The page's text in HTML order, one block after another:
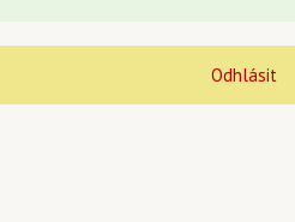
Odhlásit